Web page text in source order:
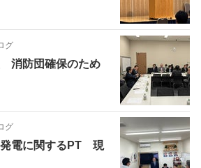
グ
消防団確保のため
グ
発電に関するPT 現